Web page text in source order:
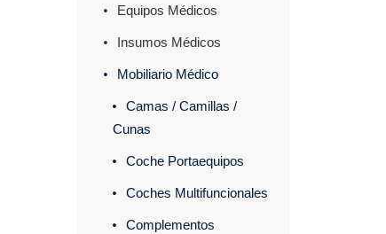
Equipos Médicos
Insumos Médicos
Mobiliario Médico
Camas / Camillas /
Cunas
Coche Portaequipos
Coches Multifuncionales
Complementos